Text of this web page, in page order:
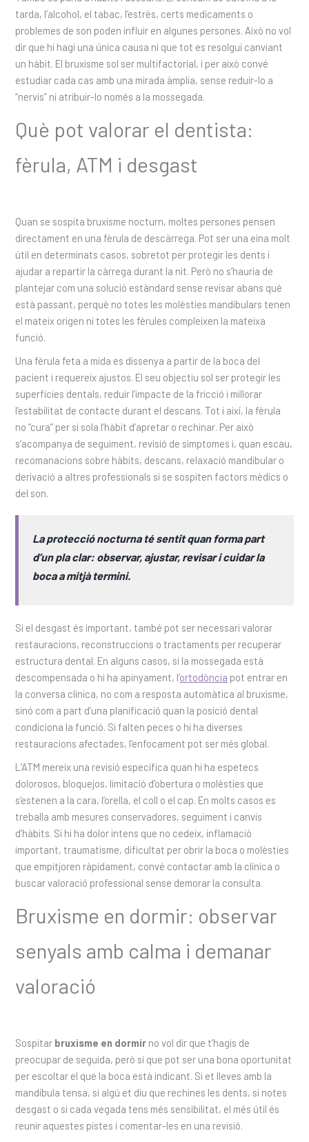
tarda, l’alcohol, el tabac, l’estrès, certs medicaments o
problemes de son poden influir en algunes persones. Això no vol
dir que hi hagi una única causa ni que tot es resolgui canviant
un hàbit. El bruxisme sol ser multifactorial, i per això convé
estudiar cada cas amb una mirada àmplia, sense reduir-lo a
“nervis” ni atribuir-lo només a la mossegada.
Què pot valorar el dentista:
fèrula, ATM i desgast
Quan se sospita bruxisme nocturn, moltes persones pensen
directament en una fèrula de descàrrega. Pot ser una eina molt
útil en determinats casos, sobretot per protegir les dents i
ajudar a repartir la càrrega durant la nit. Però no s’hauria de
plantejar com una solució estàndard sense revisar abans què
està passant, perquè no totes les molèsties mandibulars tenen
el mateix origen ni totes les fèrules compleixen la mateixa
funció.
Una fèrula feta a mida es dissenya a partir de la boca del
pacient i requereix ajustos. El seu objectiu sol ser protegir les
superfícies dentals, reduir l’impacte de la fricció i millorar
l’estabilitat de contacte durant el descans. Tot i així, la fèrula
no “cura” per si sola l’hàbit d’apretar o rechinar. Per això
s’acompanya de seguiment, revisió de símptomes i, quan escau,
recomanacions sobre hàbits, descans, relaxació mandibular o
derivació a altres professionals si se sospiten factors mèdics o
del son.
La protecció nocturna té sentit quan forma part
d’un pla clar: observar, ajustar, revisar i cuidar la
boca a mitjà termini.
Si el desgast és important, també pot ser necessari valorar
restauracions, reconstruccions o tractaments per recuperar
estructura dental. En alguns casos, si la mossegada està
descompensada o hi ha apinyament, l’ortodòncia pot entrar en
la conversa clínica, no com a resposta automàtica al bruxisme,
sinó com a part d’una planificació quan la posició dental
condiciona la funció. Si falten peces o hi ha diverses
restauracions afectades, l’enfocament pot ser més global.
L’ATM mereix una revisió específica quan hi ha espetecs
dolorosos, bloquejos, limitació d’obertura o molèsties que
s’estenen a la cara, l’orella, el coll o el cap. En molts casos es
treballa amb mesures conservadores, seguiment i canvis
d’hàbits. Si hi ha dolor intens que no cedeix, inflamació
important, traumatisme, dificultat per obrir la boca o molèsties
que empitjoren ràpidament, convé contactar amb la clínica o
buscar valoració professional sense demorar la consulta.
Bruxisme en dormir: observar
senyals amb calma i demanar
valoració
Sospitar bruxisme en dormir no vol dir que t’hagis de
preocupar de seguida, però sí que pot ser una bona oportunitat
per escoltar el que la boca està indicant. Si et lleves amb la
mandíbula tensa, si algú et diu que rechines les dents, si notes
desgast o si cada vegada tens més sensibilitat, el més útil és
reunir aquestes pistes i comentar-les en una revisió.